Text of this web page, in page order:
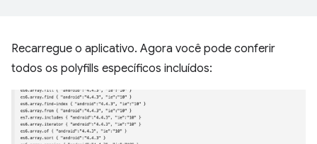
Recarregue o aplicativo. Agora você pode conferir
todos os polyfills específicos incluídos: